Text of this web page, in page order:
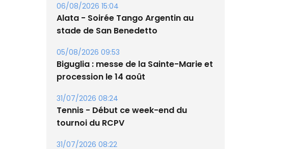
06/08/2026 15:04
Alata - Soirée Tango Argentin au
stade de San Benedetto
05/08/2026 09:53
Biguglia : messe de la Sainte-Marie et
procession le 14 août
31/07/2026 08:24
Tennis - Début ce week-end du
tournoi du RCPV
31/07/2026 08:22